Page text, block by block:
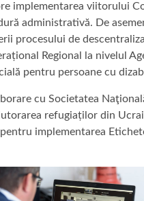
implementarea viitorului
administrativă. De
procesului de
Regional la nivelul
pentru persoane cu
cu Societatea
refugiaților din
implementarea